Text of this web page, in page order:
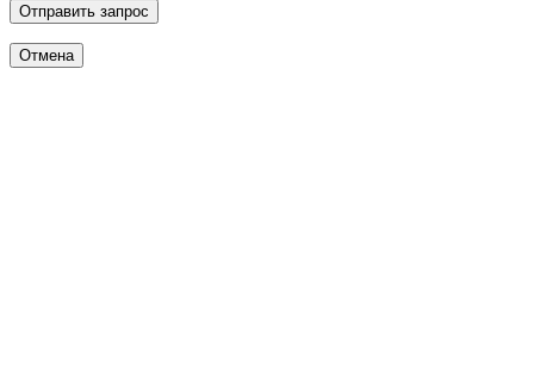
Отправить запрос
Отмена